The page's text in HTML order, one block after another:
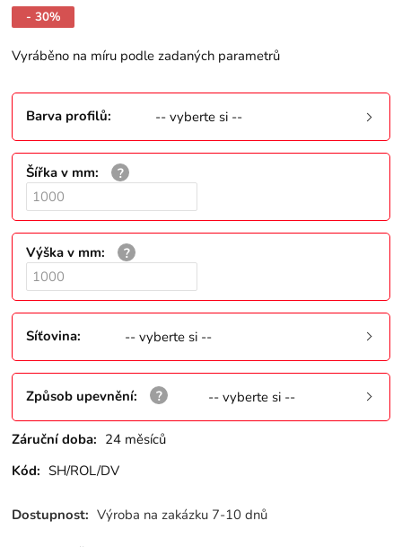
- 30%
Vyráběno na míru podle zadaných parametrů
Barva profilů: -- vyberte si --
Šířka v mm:
Výška v mm:
Síťovina: -- vyberte si --
Způsob upevnění: -- vyberte si --
Záruční doba: 24 měsíců
Kód: SH/ROL/DV
Dostupnost: Výroba na zakázku 7-10 dnů